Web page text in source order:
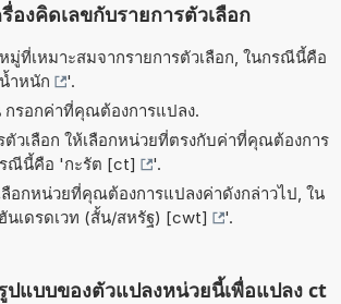
องคิดเลขกับรายการตัวเลือก
มู่ที่เหมาะสมจากรายการตัวเลือก, ในกรณีนี้คือ
ำหนัก
'.
กรอกค่าที่คุณต้องการแปลง.
ตัวเลือก ให้เลือกหน่วยที่ตรงกับค่าที่คุณต้องการ
ณีนี้คือ 'กะรัต [ct]
'.
ลือกหน่วยที่คุณต้องการแปลงค่าดังกล่าวไป, ใน
ฮันเดรดเวท (สั้น/สหรัฐ) [cwt] '.
ปแบบของตัวแปลงหน่วยนี้เพื่อแปลง ct